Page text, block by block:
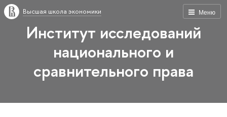
Меню
Высшая школа экономики
Институт исследований
национального и
сравнительного права